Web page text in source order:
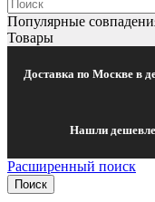
Популярные
Товары
Доставка по Москве в
Нашли
Расширенный поиск
Поиск